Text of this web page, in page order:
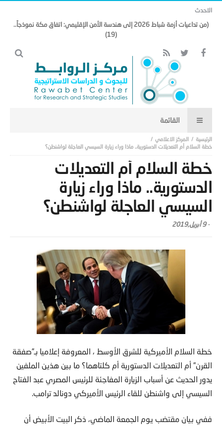
الاحدث
(من تداعيات أزمة شباط 2026 إلى هندسة الأمن الإقليمي: اتفاق مكة نموذجاً..
(19)
المركز الاعلامي
خطة السلام أم التعديلات الدستورية.. ماذا وراء زيارة السيسي العاجلة لواشنطن؟
خطة السلام أم التعديلات
الدستورية.. ماذا وراء زيارة
السيسي العاجلة لواشنطن؟
-9 أبريل,2019
خطة السلام الأميركية للشرق الأوسط ، المعروفة إعلاميا بـ”صفقة
القرن” أم التعديلات الدستورية أم كلتاهما؟ ما بين هذين الملفين
يدور الحديث عن أسباب الزيارة المفاجئة للرئيس المصري عبد الفتاح
السيسي إلى واشنطن للقاء الرئيس الأميركي دونالد ترامب.
ففي بيان مقتضب يوم الجمعة الماضي، ذكر البيت الأبيض أن